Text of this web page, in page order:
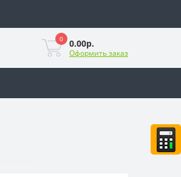
0 0.00р.
Оформить заказ